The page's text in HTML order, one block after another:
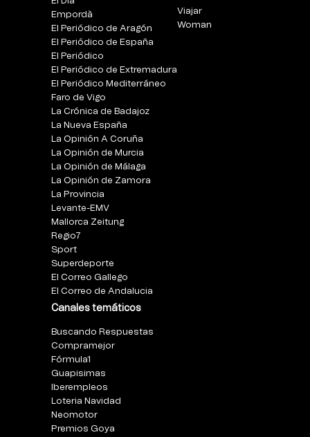
Empordà
El Periódico de Aragón
El Periódico de España
El Periódico
El Periódico de Extremadura
El Periódico Mediterráneo
Faro de Vigo
La Crónica de Badajoz
La Nueva España
La Opinión A Coruña
La Opinión de Murcia
La Opinión de Málaga
La Opinión de Zamora
La Provincia
Levante-EMV
Mallorca Zeitung
Regio7
Sport
Superdeporte
El Correo Gallego
El Correo de Andalucia
Canales temáticos
Buscando Respuestas
Compramejor
Fórmula1
Guapisimas
Iberempleos
Loteria Navidad
Neomotor
Premios Goya
Viajar
Woman